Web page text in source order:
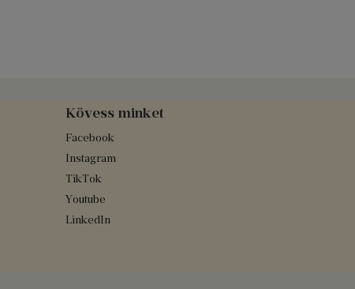
Kövess minket
Facebook
Instagram
TikTok
Youtube
LinkedIn